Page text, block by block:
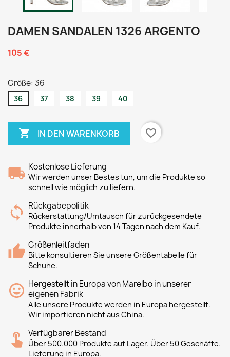
DAMEN SANDALEN 1326 ARGENTO
105 €
Größe: 36
36 37 38 39 40
 IN DEN WARENKORB favorite_border
Kostenlose Lieferung
Wir werden unser Bestes tun, um die Produkte so
schnell wie möglich zu liefern.
Rückgabepolitik
Rückerstattung/Umtausch für zurückgesendete
Produkte innerhalb von 14 Tagen nach dem Kauf.
Größenleitfaden
Bitte konsultieren Sie unsere Größentabelle für
Schuhe.
Hergestellt in Europa von Marelbo in unserer
eigenen Fabrik
Alle unsere Produkte werden in Europa hergestellt.
Wir importieren nicht aus China.
Verfügbarer Bestand
Über 500.000 Produkte auf Lager. Über 50 Geschäfte.
Lieferung in Europa.